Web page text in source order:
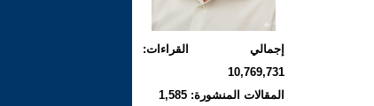
إجمالي القراءات:
10,769,731
المقالات المنشورة: 1,585